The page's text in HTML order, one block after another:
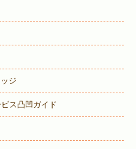
ジ
ス凸凹ガイド